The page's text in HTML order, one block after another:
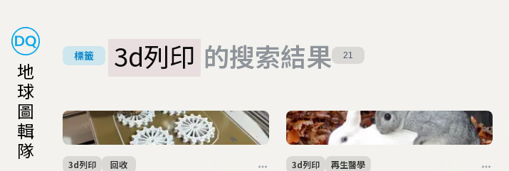
地
球
圖
輯
隊
標籤 3d列印 的搜索結果 21
3d列印 回收 3d列印 再生醫學